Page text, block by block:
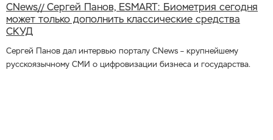
CNews// Сергей Панов, ESMART: Биометрия сегодня
может только дополнить классические средства
СКУД
Сергей Панов дал интервью порталу CNews – крупнейшему
русскоязычному СМИ о цифровизации бизнеса и государства.